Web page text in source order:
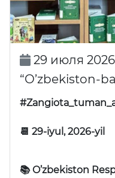
29 июля 2026
“O’zbekiston-
📆 29-iyul, 2026-yil
📚 O’zbekiston